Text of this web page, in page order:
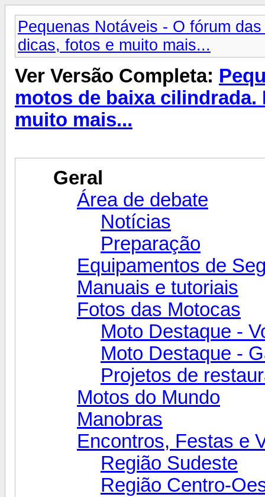
Pequenas Notáveis - O fórum
dicas, fotos e muito mais...
Ver Versão Completa:
motos de baixa
muito mais...
Geral
Área de debate
Notícias
Preparação
Equipamentos de
Manuais e tutoriais
Fotos das Motocas
Moto Destaque -
Moto Destaque -
Projetos de
Motos do Mundo
Manobras
Encontros, Festas e
Região Sudeste
Região Centro-